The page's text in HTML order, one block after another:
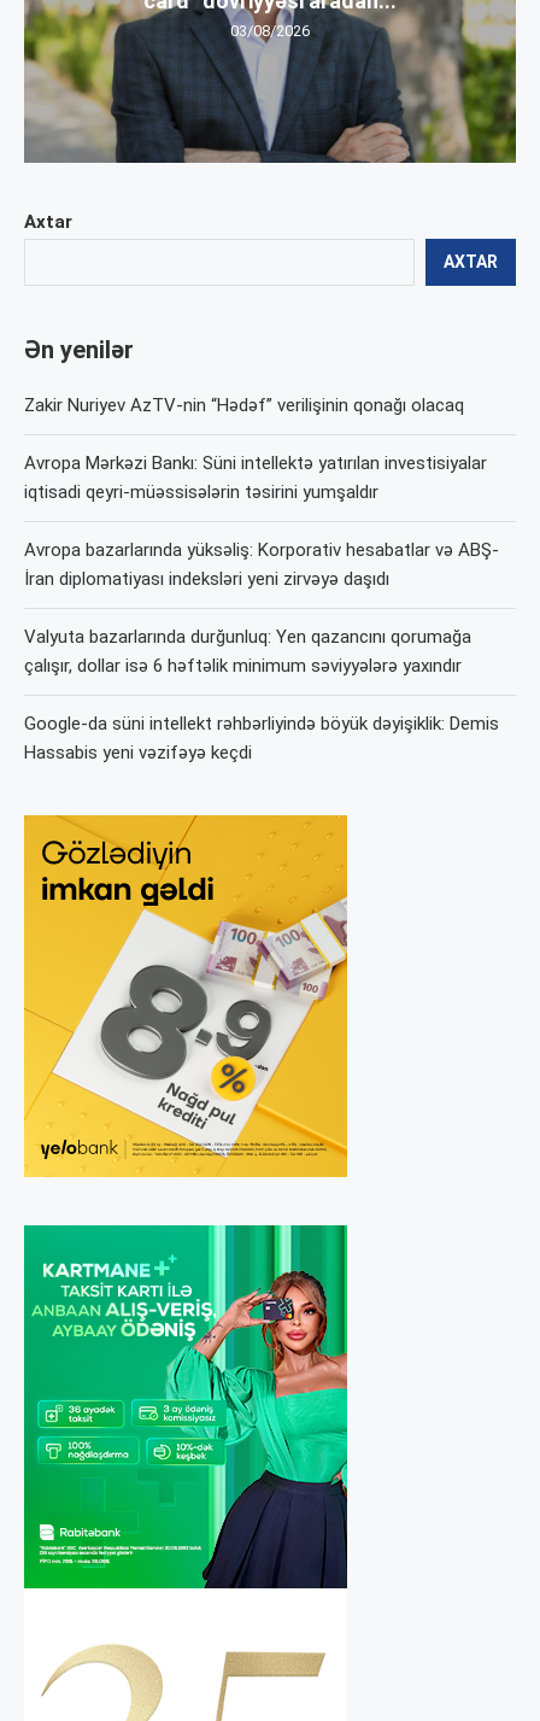
Axtar
AXTAR
Ən yenilər
Zakir Nuriyev AzTV-nin “Hədəf” verilişinin qonağı olacaq
Avropa Mərkəzi Bankı: Süni intellektə yatırılan investisiyalar
iqtisadi qeyri-müəssisələrin təsirini yumşaldır
Avropa bazarlarında yüksəliş: Korporativ hesabatlar və ABŞ-
İran diplomatiyası indeksləri yeni zirvəyə daşıdı
Valyuta bazarlarında durğunluq: Yen qazancını qorumağa
çalışır, dollar isə 6 həftəlik minimum səviyyələrə yaxındır
Google-da süni intellekt rəhbərliyində böyük dəyişiklik: Demis
Hassabis yeni vəzifəyə keçdi
03/08/2026